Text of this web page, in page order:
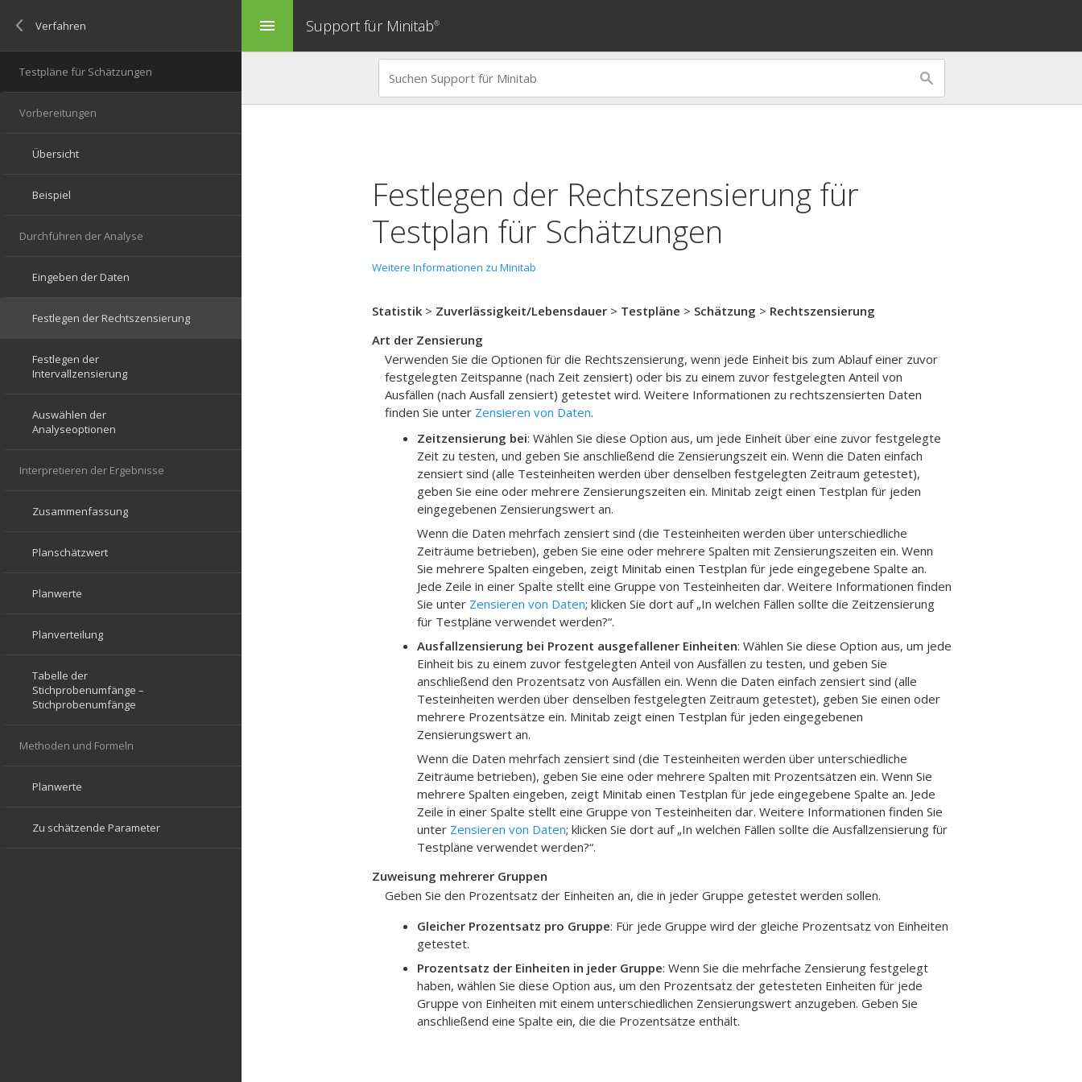
menu Support für Minitab®
Festlegen der Rechtszensierung für
Testplan für Schätzungen
Weitere Informationen zu Minitab
Statistik > Zuverlässigkeit/Lebensdauer > Testpläne > Schätzung > Rechtszensierung
Art der Zensierung
Verwenden Sie die Optionen für die Rechtszensierung, wenn jede Einheit bis zum Ablauf einer zuvor
festgelegten Zeitspanne (nach Zeit zensiert) oder bis zu einem zuvor festgelegten Anteil von
Ausfällen (nach Ausfall zensiert) getestet wird. Weitere Informationen zu rechtszensierten Daten
finden Sie unter Zensieren von Daten.
Zeitzensierung bei: Wählen Sie diese Option aus, um jede Einheit über eine zuvor festgelegte
Zeit zu testen, und geben Sie anschließend die Zensierungszeit ein. Wenn die Daten einfach
zensiert sind (alle Testeinheiten werden über denselben festgelegten Zeitraum getestet),
geben Sie eine oder mehrere Zensierungszeiten ein. Minitab zeigt einen Testplan für jeden
eingegebenen Zensierungswert an.
Wenn die Daten mehrfach zensiert sind (die Testeinheiten werden über unterschiedliche
Zeiträume betrieben), geben Sie eine oder mehrere Spalten mit Zensierungszeiten ein. Wenn
Sie mehrere Spalten eingeben, zeigt Minitab einen Testplan für jede eingegebene Spalte an.
Jede Zeile in einer Spalte stellt eine Gruppe von Testeinheiten dar. Weitere Informationen finden
Sie unter Zensieren von Daten; klicken Sie dort auf „In welchen Fällen sollte die Zeitzensierung
für Testpläne verwendet werden?“.
Ausfallzensierung bei Prozent ausgefallener Einheiten: Wählen Sie diese Option aus, um jede
Einheit bis zu einem zuvor festgelegten Anteil von Ausfällen zu testen, und geben Sie
anschließend den Prozentsatz von Ausfällen ein. Wenn die Daten einfach zensiert sind (alle
Testeinheiten werden über denselben festgelegten Zeitraum getestet), geben Sie einen oder
mehrere Prozentsätze ein. Minitab zeigt einen Testplan für jeden eingegebenen
Zensierungswert an.
Wenn die Daten mehrfach zensiert sind (die Testeinheiten werden über unterschiedliche
Zeiträume betrieben), geben Sie eine oder mehrere Spalten mit Prozentsätzen ein. Wenn Sie
mehrere Spalten eingeben, zeigt Minitab einen Testplan für jede eingegebene Spalte an. Jede
Zeile in einer Spalte stellt eine Gruppe von Testeinheiten dar. Weitere Informationen finden Sie
unter Zensieren von Daten; klicken Sie dort auf „In welchen Fällen sollte die Ausfallzensierung für
Testpläne verwendet werden?“.
Zuweisung mehrerer Gruppen
Geben Sie den Prozentsatz der Einheiten an, die in jeder Gruppe getestet werden sollen.
Gleicher Prozentsatz pro Gruppe: Für jede Gruppe wird der gleiche Prozentsatz von Einheiten
getestet.
Prozentsatz der Einheiten in jeder Gruppe: Wenn Sie die mehrfache Zensierung festgelegt
haben, wählen Sie diese Option aus, um den Prozentsatz der getesteten Einheiten für jede
Gruppe von Einheiten mit einem unterschiedlichen Zensierungswert anzugeben. Geben Sie
anschließend eine Spalte ein, die die Prozentsätze enthält.